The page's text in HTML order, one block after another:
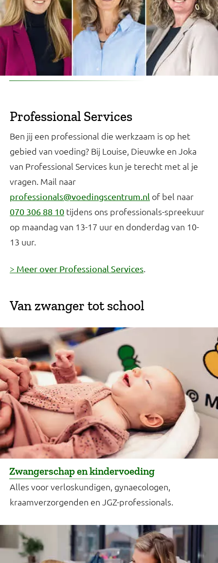
Professional Services
Ben jij een professional die werkzaam is op het
gebied van voeding? Bij Louise, Dieuwke en Joka
van Professional Services kun je terecht met al je
vragen. Mail naar
professionals@voedingscentrum.nl of bel naar
070 306 88 10 tijdens ons professionals-spreekuur
op maandag van 13-17 uur en donderdag van 10-
13 uur.
> Meer over Professional Services.
Van zwanger tot school
Zwangerschap en kindervoeding
Alles voor verloskundigen, gynaecologen,
kraamverzorgenden en JGZ-professionals.